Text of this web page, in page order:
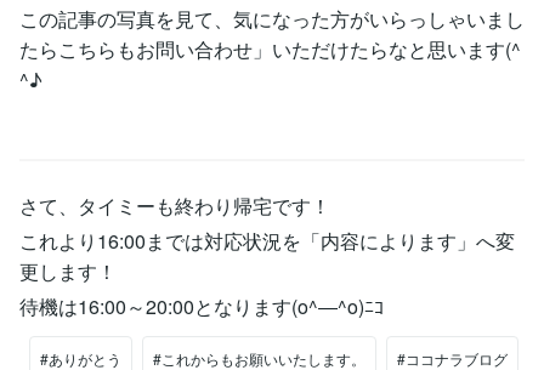
この記事の写真を見て、気になった方がいらっしゃいまし
たらこちらもお問い合わせ」いただけたらなと思います(^
^♪
さて、タイミーも終わり帰宅です！
これより16:00までは対応状況を「内容によります」へ変
更します！
待機は16:00～20:00となります(o^―^o)ﾆｺ
#ありがとう #これからもお願いいたします。 #ココナラブログ